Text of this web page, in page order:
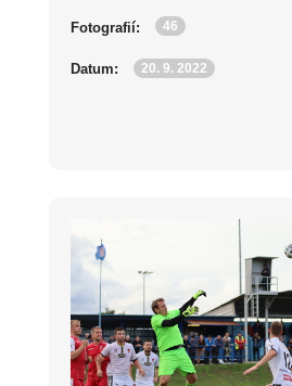
Fotografií: 46
Datum: 20. 9. 2022